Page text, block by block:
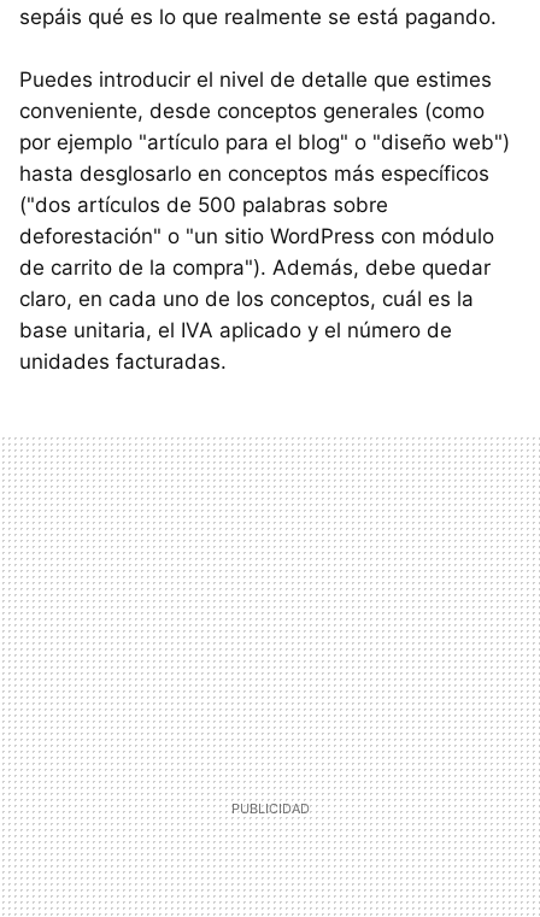
sepáis qué es lo que realmente se está pagando.
Puedes introducir el nivel de detalle que estimes
conveniente, desde conceptos generales (como
por ejemplo "artículo para el blog" o "diseño web")
hasta desglosarlo en conceptos más específicos
("dos artículos de 500 palabras sobre
deforestación" o "un sitio WordPress con módulo
de carrito de la compra"). Además, debe quedar
claro, en cada uno de los conceptos, cuál es la
base unitaria, el IVA aplicado y el número de
unidades facturadas.